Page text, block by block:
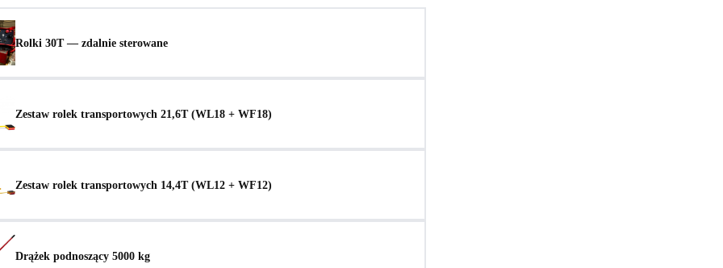
Rolki 30T — zdalnie sterowane
Zestaw rolek transportowych 21,6T (WL18 + WF18)
Zestaw rolek transportowych 14,4T (WL12 + WF12)
Drążek podnoszący 5000 kg